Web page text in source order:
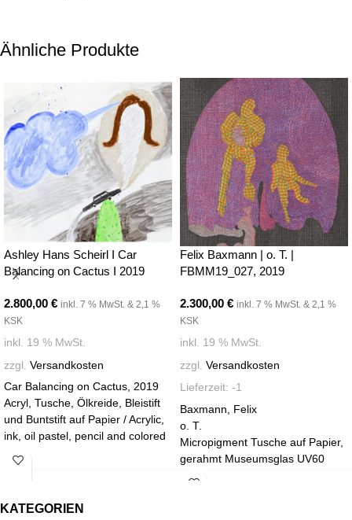
Ähnliche Produkte
Ashley Hans Scheirl I Car
Balancing on Cactus I 2019
2.800,00 € inkl. 7 % MwSt. & 2,1 %
KSK
inkl. 19 % MwSt.
zzgl. Versandkosten
Car Balancing on Cactus, 2019
Acryl, Tusche, Ölkreide, Bleistift
und Buntstift auf Papier / Acrylic,
ink, oil pastel, pencil and colored
pencil on paper
Felix Baxmann | o. T. |
FBMM19_027, 2019
2.300,00 € inkl. 7 % MwSt. & 2,1 %
KSK
inkl. 19 % MwSt.
zzgl. Versandkosten
Lieferzeit: -1
Baxmann, Felix
o. T.
Micropigment Tusche auf Papier,
gerahmt Museumsglas UV60
KATEGORIEN